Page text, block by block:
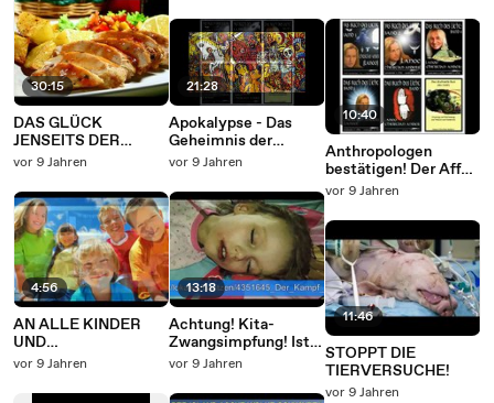
30:15
DAS GLÜCK
JENSEITS DER
SINNESFREUDEN
vor 9 Jahren
4:56
AN ALLE KINDER
UND
ERWACHSENEN!
vor 9 Jahren
21:28
Apokalypse - Das
Geheimnis der
Sieben Siegel
vor 9 Jahren
13:18
Achtung! Kita-
Zwangsimpfung! Ist
das Kinderschändung
vor 9 Jahren
10:40
Anthropologen
bestätigen! Der Affe
stammt vom
vor 9 Jahren
11:46
STOPPT DIE
TIERVERSUCHE!
vor 9 Jahren